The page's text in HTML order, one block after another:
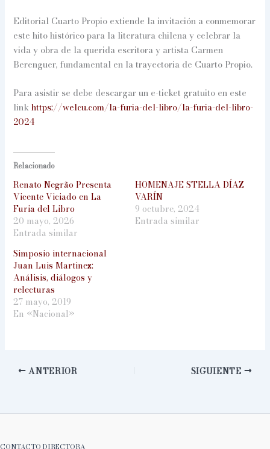
Editorial Cuarto Propio extiende la invitación a conmemorar
este hito histórico para la literatura chilena y celebrar la
vida y obra de la querida escritora y artista Carmen
Berenguer, fundamental en la trayectoria de Cuarto Propio.
Para asistir se debe descargar un e-ticket gratuito en este
linkhttps://welcu.com/la-furia-del-libro/la-furia-del-libro-
2024
Relacionado
Renato Negrão Presenta
Vicente Viciado en La
Furia del Libro
20 mayo, 2026
Entrada similar
HOMENAJE STELLA DÍAZ
VARÍN
9 octubre, 2024
Entrada similar
Simposio internacional
Juan Luis Martinez:
Análisis, diálogos y
relecturas
27 mayo, 2019
En «Nacional»
ANTERIOR SIGUIENTE
CONTACTO DIRECTORA